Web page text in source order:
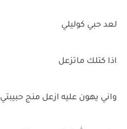
لعد حبي كوليلي
اذا كتلك ماتزعل
واني يهون عليه ازعل منج حبيبتي